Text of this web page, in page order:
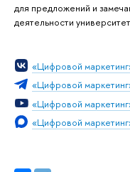
для предложений и
деятельности
«Цифровой
«Цифровой
«Цифровой
«Цифровой